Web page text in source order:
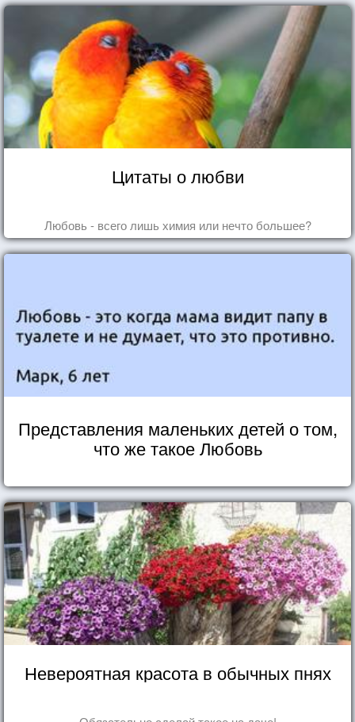
Цитаты о любви
Любовь - всего лишь химия или нечто большее?
Представления маленьких детей о том,
что же такое Любовь
Невероятная красота в обычных пнях